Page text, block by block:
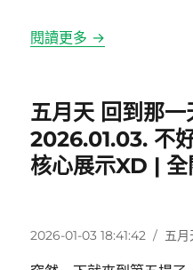
閱讀更多 →
五月天 回到那一
2026.01.03. 不
核心展示XD | 全
發
2026-01-03 18:41:42
分
五月